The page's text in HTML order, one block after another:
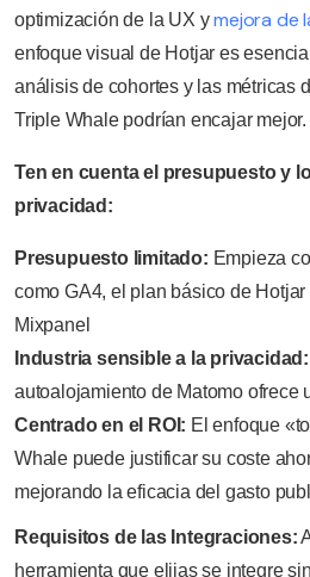
optimización de la UX y mejora de
enfoque visual de Hotjar es
análisis de cohortes y las métricas
Triple Whale podrían encajar mejor.
Ten en cuenta el presupuesto y
privacidad:
Presupuesto limitado: Empieza
como GA4, el plan básico de
Mixpanel
Industria sensible a la privacidad:
autoalojamiento de Matomo ofrece
Centrado en el ROI: El enfoque
Whale puede justificar su coste
mejorando la eficacia del gasto
Requisitos de las Integraciones:
herramienta que elijas se integre